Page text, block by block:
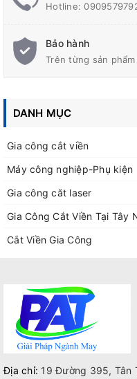
Hotline:
Bảo hành
Trên từng sản phẩm
DANH MỤC
Gia công cắt viền
Máy công nghiệp-Phụ kiện
Gia công căt laser
Gia Công Cắt Viền Tại Tây
Cắt Viền Gia Công
Địa chỉ: 19 Đường 395, Tân